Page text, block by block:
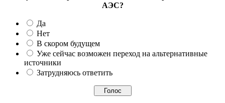
АЭС?
Да
Нет
В скором будущем
Уже сейчас возможен переход на альтернативные
источники
Затрудняюсь ответить